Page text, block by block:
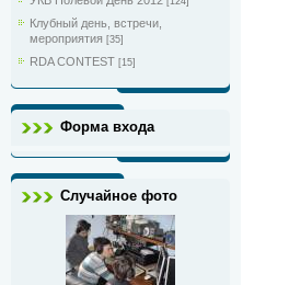
Клубный день, встречи,
мероприятия [35]
RDA CONTEST [15]
Форма входа
Случайное фото